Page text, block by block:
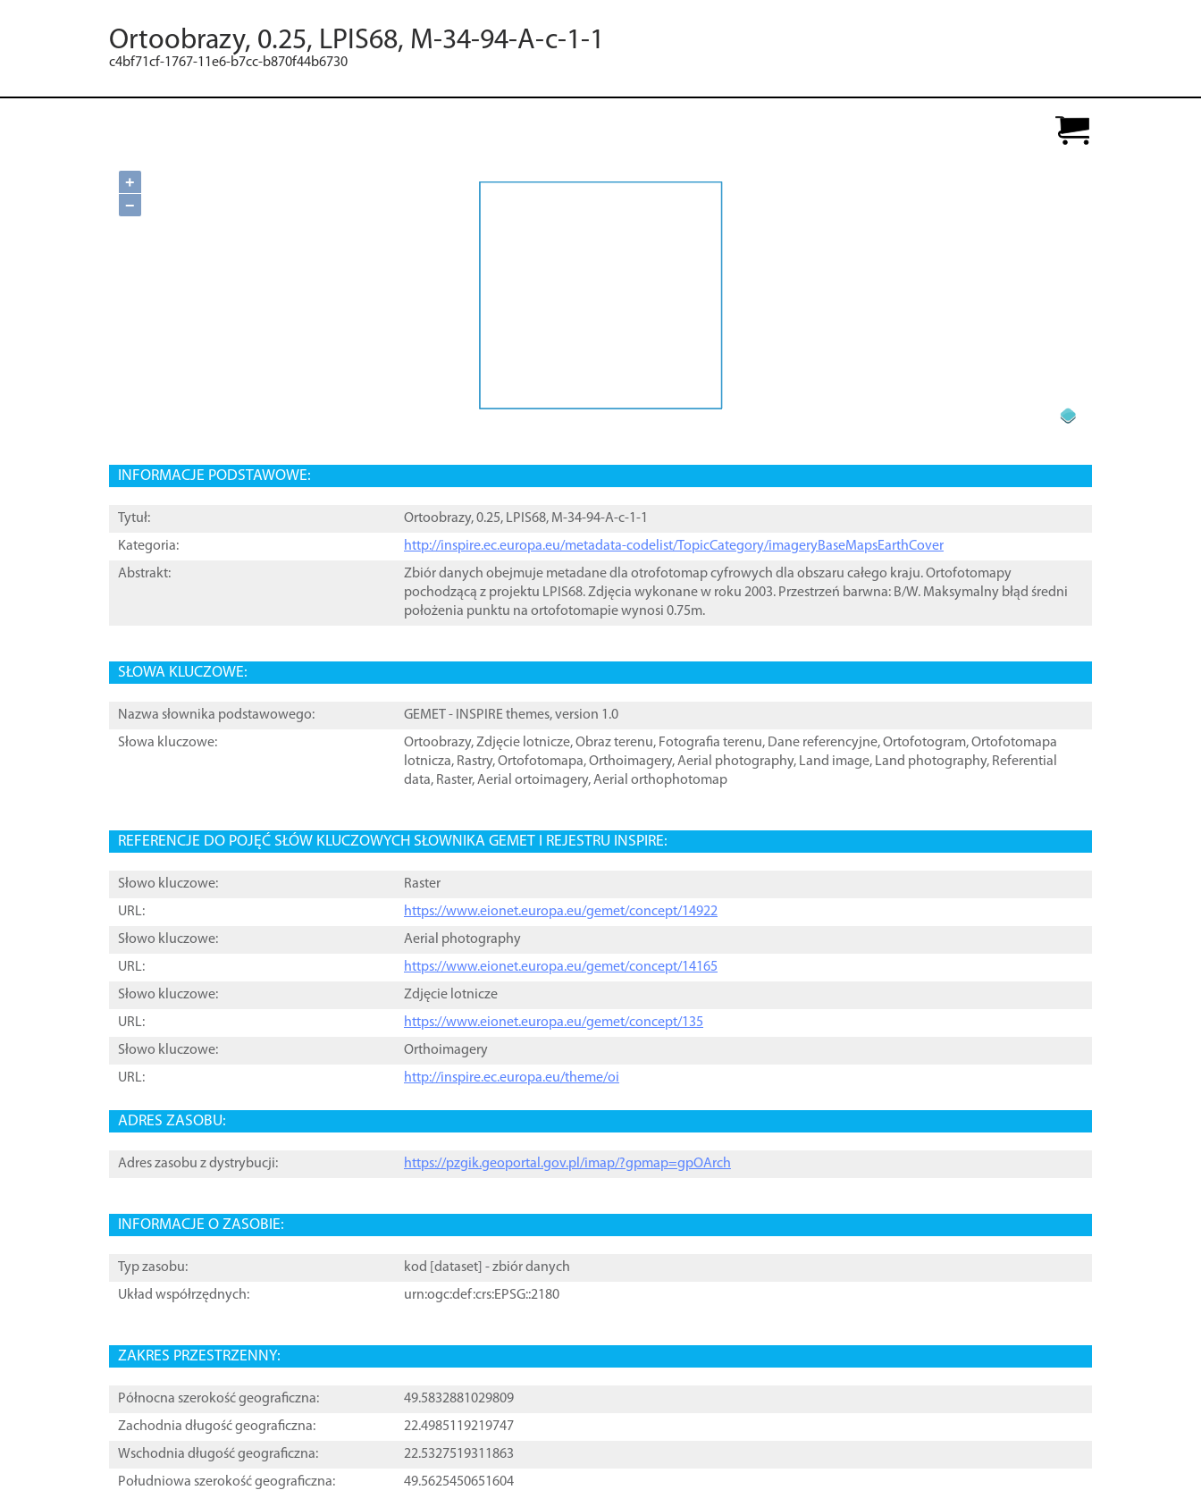
Ortoobrazy, 0.25, LPIS68, M-34-94-A-c-1-1
c4bf71cf-1767-11e6-b7cc-b870f44b6730
+
−
INFORMACJE PODSTAWOWE:
Tytuł:
Ortoobrazy, 0.25, LPIS68, M-34-94-A-c-1-1
Kategoria:
http://inspire.ec.europa.eu/metadata-codelist/TopicCategory/imageryBaseMapsEarthCover
Abstrakt:
Zbiór danych obejmuje metadane dla otrofotomap cyfrowych dla obszaru całego kraju. Ortofotomapy
pochodzącą z projektu LPIS68. Zdjęcia wykonane w roku 2003. Przestrzeń barwna: B/W. Maksymalny błąd średni
położenia punktu na ortofotomapie wynosi 0.75m.
SŁOWA KLUCZOWE:
Nazwa słownika podstawowego:
GEMET - INSPIRE themes, version 1.0
Słowa kluczowe:
Ortoobrazy,Zdjęcie lotnicze,Obraz terenu, Fotografia terenu, Dane referencyjne,Ortofotogram,Ortofotomapa
lotnicza, Rastry,Ortofotomapa,Orthoimagery,Aerial photography, Land image, Land photography, Referential
data, Raster,Aerial ortoimagery,Aerial orthophotomap
REFERENCJE DO POJĘĆ SŁÓW KLUCZOWYCH SŁOWNIKA GEMET I REJESTRU INSPIRE:
Słowo kluczowe:
Raster
URL:
https://www.eionet.europa.eu/gemet/concept/14922
Słowo kluczowe:
Aerial photography
URL:
https://www.eionet.europa.eu/gemet/concept/14165
Słowo kluczowe:
Zdjęcie lotnicze
URL:
https://www.eionet.europa.eu/gemet/concept/135
Słowo kluczowe:
Orthoimagery
URL:
http://inspire.ec.europa.eu/theme/oi
ADRES ZASOBU:
Adres zasobu z dystrybucji: https://pzgik.geoportal.gov.pl/imap/?gpmap=gpOArch
INFORMACJE O ZASOBIE:
Typ zasobu: kod [ dataset ] - zbiór danych
Układ współrzędnych:
urn:ogc:def:crs:EPSG::2180
ZAKRES PRZESTRZENNY:
Północna szerokość geograficzna:
49.5832881029809
Zachodnia długość geograficzna:
22.4985119219747
Wschodnia długość geograficzna:
22.5327519311863
Południowa szerokość geograficzna:
49.5625450651604